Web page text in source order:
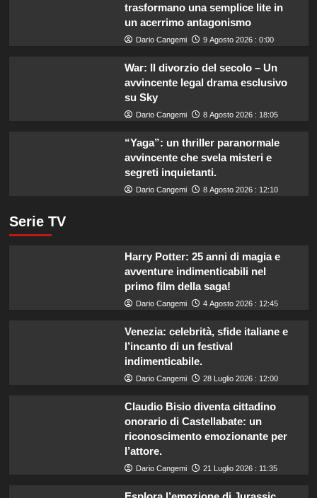
trasformano una semplice lite in
un acerrimo antagonismo
Dario Cangemi 9 Agosto 2026 : 0:00
War: Il divorzio del secolo – Un
avvincente legal drama esclusivo
su Sky
Dario Cangemi 8 Agosto 2026 : 18:05
“Yaga”: un thriller paranormale
avvincente che svela misteri e
segreti inquietanti.
Dario Cangemi 8 Agosto 2026 : 12:10
Serie TV
Harry Potter: 25 anni di magia e
avventure indimenticabili nel
primo film della saga!
Dario Cangemi 4 Agosto 2026 : 12:45
Venezia: celebrità, sfide italiane e
l’incanto di un festival
indimenticabile.
Dario Cangemi 28 Luglio 2026 : 12:00
Claudio Bisio diventa cittadino
onorario di Castellabate: un
riconoscimento emozionante per
l’attore.
Dario Cangemi 21 Luglio 2026 : 11:35